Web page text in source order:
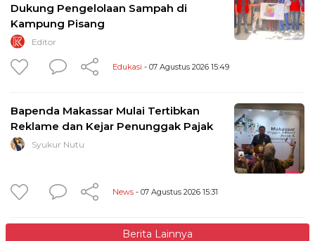
Dukung Pengelolaan Sampah di
Kampung Pisang
Editor
Edukasi - 07 Agustus 2026 15:49
Bapenda Makassar Mulai Tertibkan
Reklame dan Kejar Penunggak Pajak
Syukur Nutu
News - 07 Agustus 2026 15:31
Berita Lainnya